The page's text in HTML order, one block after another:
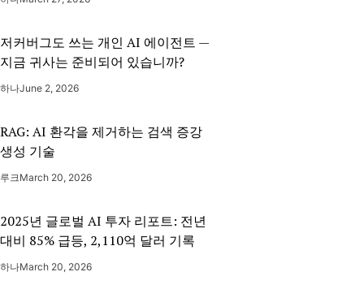
저커버그도 쓰는 개인 AI 에이전트 —
지금 귀사는 준비되어 있습니까?
하나June 2, 2026
RAG: AI 환각을 제거하는 검색 증강
생성 기술
루크March 20, 2026
2025년 글로벌 AI 투자 리포트: 전년
대비 85% 급등, 2,110억 달러 기록
하나March 20, 2026